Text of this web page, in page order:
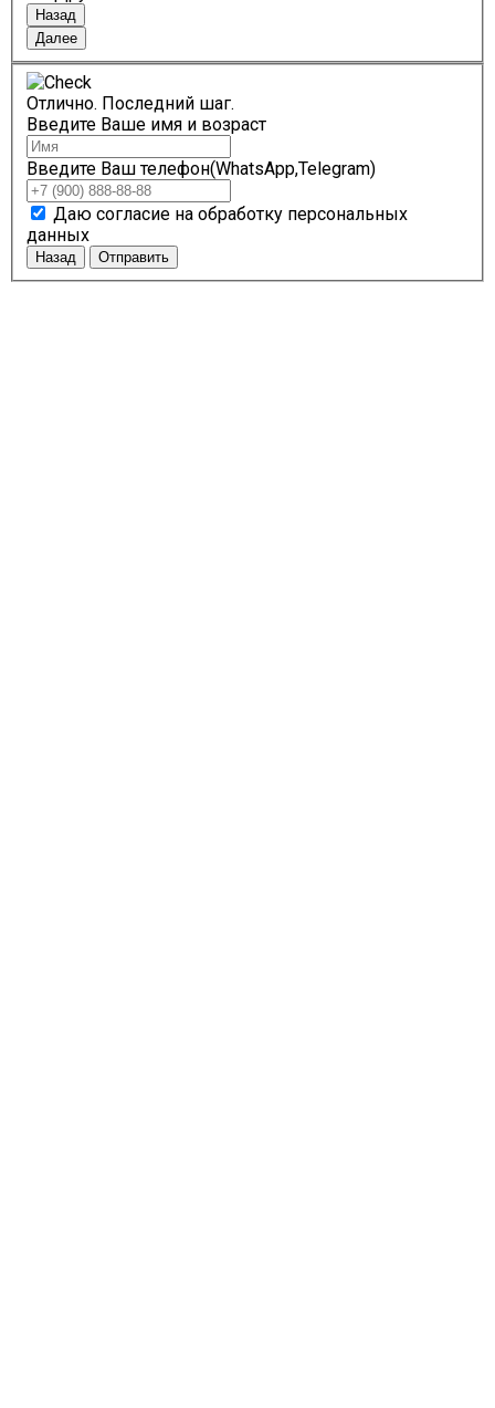
Назад
Далее
Отлично. Последний шаг.
Введите Ваше имя и возраст
Введите Ваш телефон(WhatsApp,Telegram)
Даю согласие на обработку персональных
данных
Назад Отправить